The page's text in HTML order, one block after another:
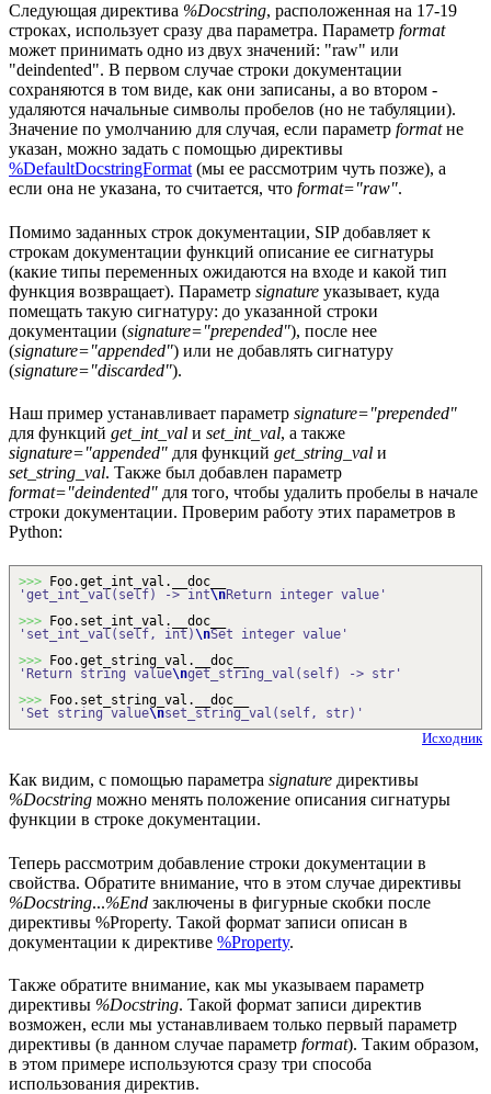
Следующая директива %Docstring, расположенная на 17-19
строках, использует сразу два параметра. Параметр format
может принимать одно из двух значений: "raw" или
"deindented". В первом случае строки документации
сохраняются в том виде, как они записаны, а во втором -
удаляются начальные символы пробелов (но не табуляции).
Значение по умолчанию для случая, если параметр formatне
указан, можно задать с помощью директивы
%DefaultDocstringFormat (мы ее рассмотрим чуть позже), а
если она не указана, то считается, что format="raw".
Помимо заданных строк документации, SIP добавляет к
строкам документации функций описание ее сигнатуры
(какие типы переменных ожидаются на входе и какой тип
функция возвращает). Параметр signature указывает, куда
помещать такую сигнатуру: до указанной строки
документации (signature="prepended"), после нее
(signature="appended") или не добавлять сигнатуру
(signature="discarded").
Наш пример устанавливает параметр signature="prepended"
для функций get_int_val и set_int_val, а также
signature="appended" для функций get_string_val и
set_string_val. Также был добавлен параметр
format="deindented" для того, чтобы удалить пробелы в начале
строки документации. Проверим работу этих параметров в
Python:
>>> Foo.get_int_val .__doc__
'get_int_val(self) -> int\nReturn integer value'
>>> Foo. set_int_val .__doc__
'set_int_val(self, int)\nSet integer value'
>>> Foo.get_string_val .__doc__
'Return string value\nget_string_val(self) -> str'
>>> Foo. set_string_val .__doc__
'Set string value\nset_string_val(self, str)'
Исходник
Как видим, с помощью параметра signature директивы
%Docstring можно менять положение описания сигнатуры
функции в строке документации.
Теперь рассмотрим добавление строки документации в
свойства. Обратите внимание, что в этом случае директивы
%Docstring...%End заключены в фигурные скобки после
директивы %Property. Такой формат записи описан в
документации к директиве %Property.
Также обратите внимание, как мы указываем параметр
директивы %Docstring. Такой формат записи директив
возможен, если мы устанавливаем только первый параметр
директивы (в данном случае параметр format). Таким образом,
в этом примере используются сразу три способа
использования директив.